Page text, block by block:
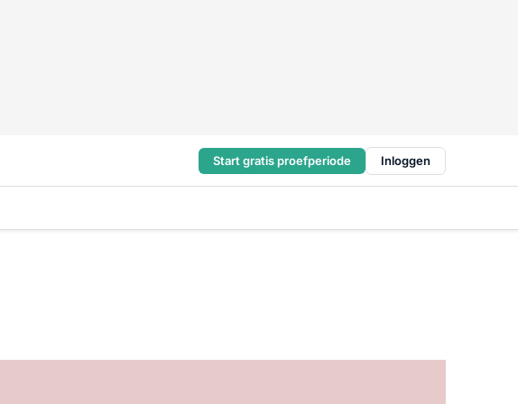
Start gratis proefperiode Inloggen